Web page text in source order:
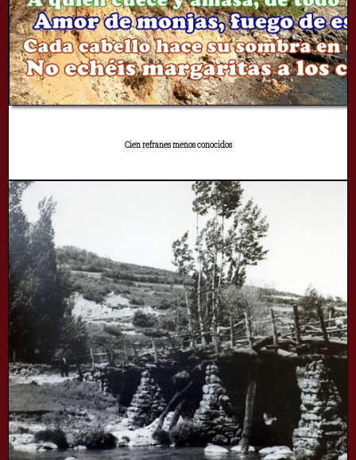
Cien refranes menos conocidos